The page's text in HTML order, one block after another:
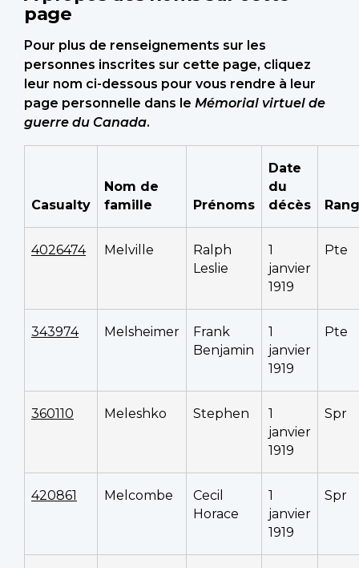
page
Pour plus de renseignements sur les
personnes inscrites sur cette page, cliquez
leur nom ci-dessous pour vous rendre à leur
page personnelle dans le Mémorial virtuel de
guerre du Canada.
Casualty
Nom de
famille
Prénoms
Date
du
décès
Rang
4026474 Melville
Ralph
Leslie
1
janvier
1919
Pte
343974 Melsheimer
Frank
Benjamin
1
janvier
1919
Pte
360110 Meleshko Stephen
1
janvier
1919
Spr
420861 Melcombe
Cecil
Horace
1
janvier
1919
Spr